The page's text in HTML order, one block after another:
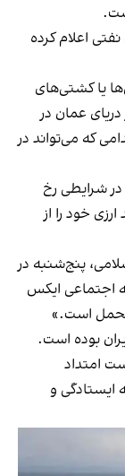
اعلام کرده
یا کشتی‌های
عمان در
که می‌تواند در
در شرایطی رخ
خود را از
پنج‌شنبه در
اجتماعی ایکس
تحمل است.»
بوده است.
امتداد
ایستادگی و